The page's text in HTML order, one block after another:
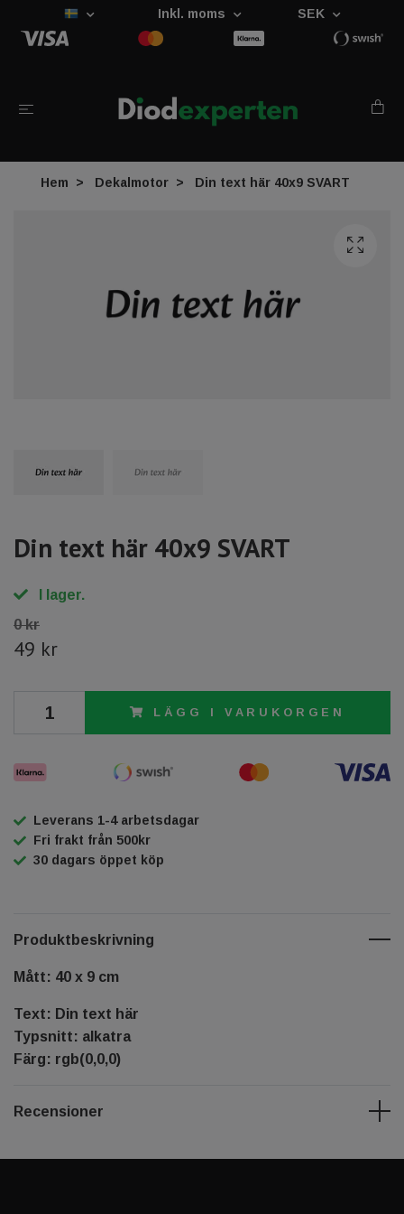
Inkl. moms SEK
Hem Dekalmotor Din text här 40x9 SVART
Din text här 40x9 SVART
I lager.
0 kr
49 kr
LÄGG I VARUKORGEN
Leverans 1-4 arbetsdagar
Fri frakt från 500kr
30 dagars öppet köp
Produktbeskrivning
Mått: 40 x 9 cm
Text: Din text här
Typsnitt: alkatra
Färg: rgb(0,0,0)
Recensioner